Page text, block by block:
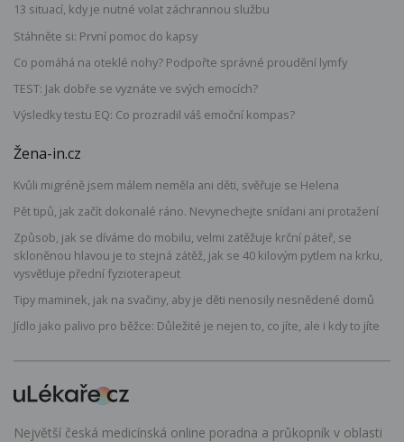
13 situací, kdy je nutné volat záchrannou službu
Stáhněte si: První pomoc do kapsy
Co pomáhá na oteklé nohy? Podpořte správné proudění lymfy
TEST: Jak dobře se vyznáte ve svých emocích?
Výsledky testu EQ: Co prozradil váš emoční kompas?
Žena-in.cz
Kvůli migréně jsem málem neměla ani děti, svěřuje se Helena
Pět tipů, jak začít dokonalé ráno. Nevynechejte snídani ani protažení
Způsob, jak se díváme do mobilu, velmi zatěžuje krční páteř, se
skloněnou hlavou je to stejná zátěž, jak se 40 kilovým pytlem na krku,
vysvětluje přední fyzioterapeut
Tipy maminek, jak na svačiny, aby je děti nenosily nesnědené domů
Jídlo jako palivo pro běžce: Důležité je nejen to, co jíte, ale i kdy to jíte
Největší česká medicínská online poradna a průkopník v oblasti